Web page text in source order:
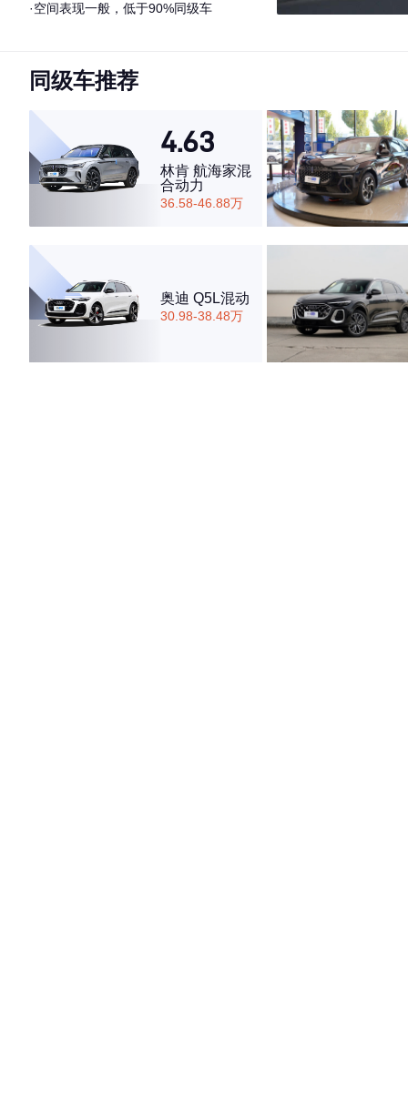
·空间表现一般，低于90%同级车
同级车推荐
4.63
林肯 航海家混
合动力
36.58-46.88万
奥迪 Q5L混动
30.98-38.48万